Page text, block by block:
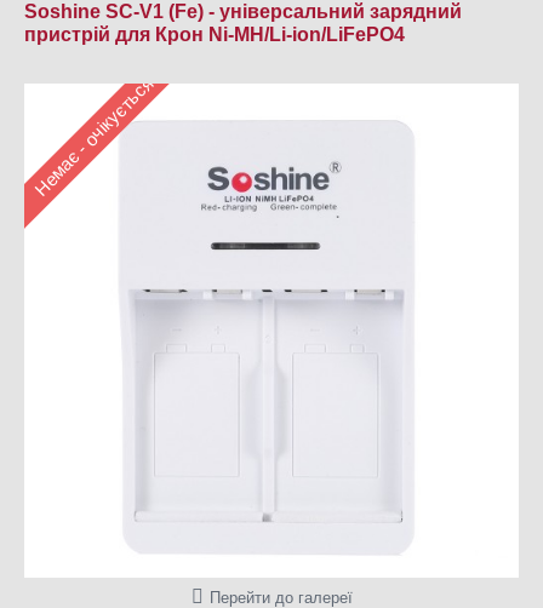
Soshine SC-V1 (Fe) - універсальний зарядний
пристрій для Крон Ni-MH/Li-ion/LiFePO4
Немає - очікується
Перейти до галереї